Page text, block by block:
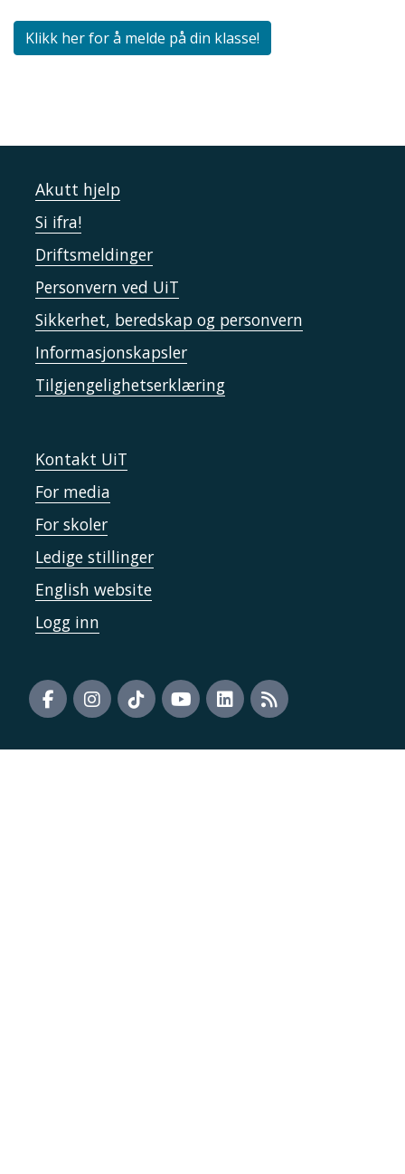
Klikk her for å melde på din klasse!
Akutt hjelp
Si ifra!
Driftsmeldinger
Personvern ved UiT
Sikkerhet, beredskap og personvern
Informasjonskapsler
Tilgjengelighetserklæring
Kontakt UiT
For media
For skoler
Ledige stillinger
English website
Logg inn